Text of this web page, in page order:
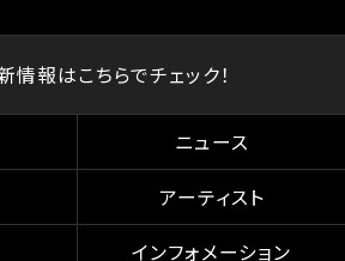
情報はこちらでチェック！
ニュース
アーティスト
インフォメーション